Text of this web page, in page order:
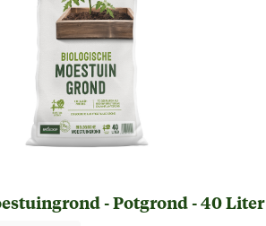
- Potgrond - 40 Liter